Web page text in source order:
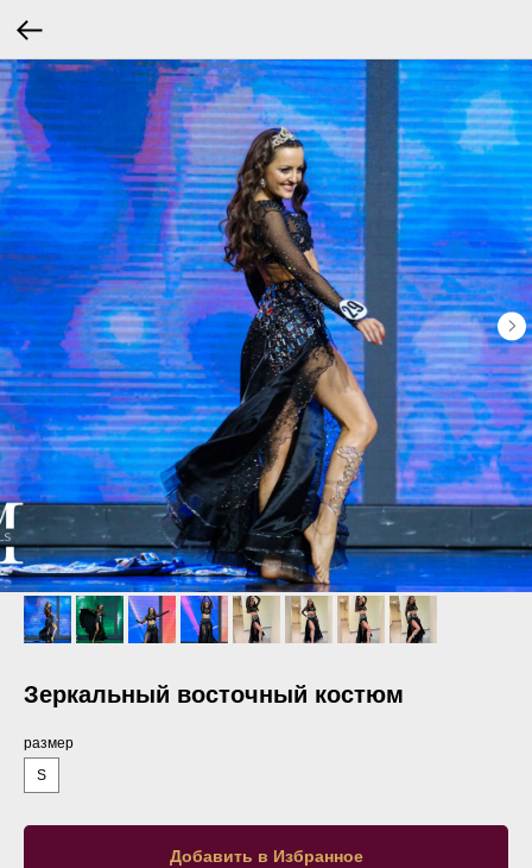
Зеркальный восточный костюм
размер
S
Добавить в Избранное